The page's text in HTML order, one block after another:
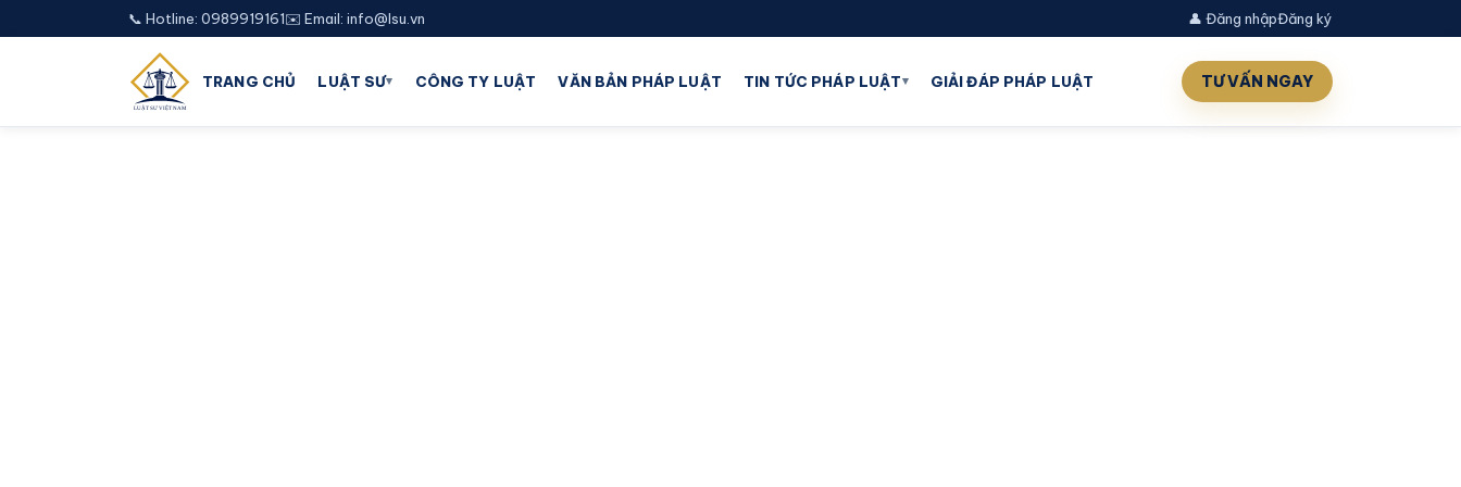
📞 Hotline: 0989919161✉️ Email: info@lsu.vn 👤 Đăng nhậpĐăng ký
TRANG CHỦ LUẬT SƯ▾ CÔNG TY LUẬT VĂN BẢN PHÁP LUẬT TIN TỨC PHÁP LUẬT▾ GIẢI ĐÁP PHÁP LUẬT TƯ VẤN NGAY